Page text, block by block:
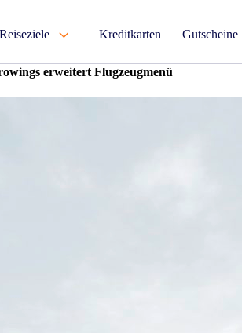
Reiseziele Kreditkarten Gutscheine
erweitert Flugzeugmenü